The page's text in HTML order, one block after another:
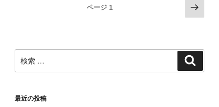
ゲ
ー
ョ
ページ 1
次
の
ジ
索:
最近の投稿